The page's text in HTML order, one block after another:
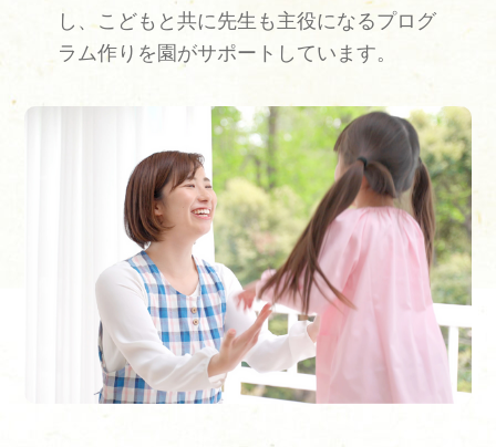
し、こどもと共に先生も主役になるプログ
ラム作りを園がサポートしています。